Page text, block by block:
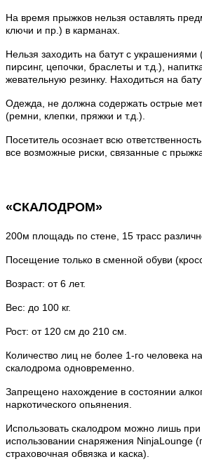
На время прыжков нельзя оставлять
ключи и пр.) в карманах.
Нельзя заходить на батут с украшениями
пирсинг, цепочки, браслеты и т.д.),
жевательную резинку. Находиться на
Одежда, не должна содержать острые
(ремни, клепки, пряжки и т.д.).
Посетитель осознает всю
все возможные риски, связанные с
«СКАЛОДРОМ»
200м площадь по стене, 15 трасс
Посещение только в сменной обуви
Возраст: от 6 лет.
Вес: до 100 кг.
Рост: от 120 см до 210 см.
Количество лиц не более 1-го человека
скалодрома одновременно.
Запрещено нахождение в состоянии
наркотического опьянения.
Использовать скалодром можно лишь
использовании снаряжения NinjaLounge
страховочная обвязка и каска).